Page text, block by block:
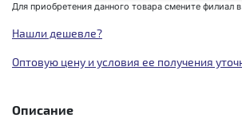
Для приобретения данного товара смените филиал
Нашли дешевле?
Оптовую цену и условия ее получения
Описание